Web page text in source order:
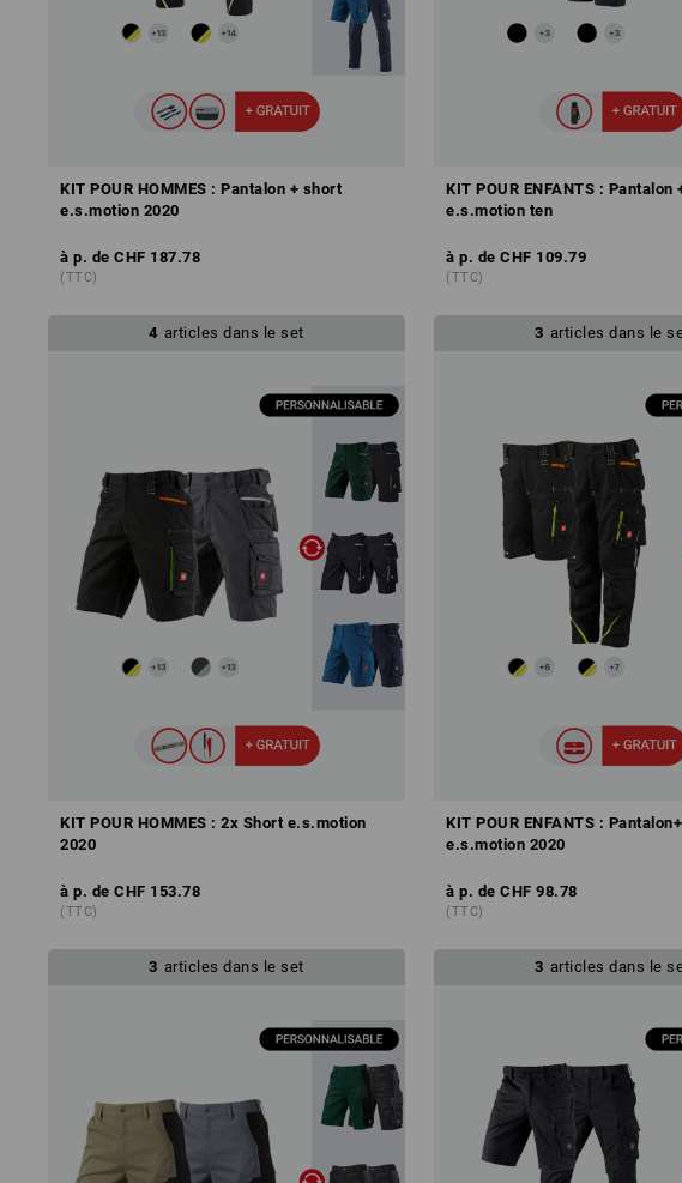
KIT POUR HOMMES : Pantalon + short
e.s.motion 2020
à p. de CHF 187.78
(TTC)
KIT POUR ENFANTS : Pantalon
e.s.motion ten
à p. de CHF 109.79
(TTC)
4 articles dans le set
KIT POUR HOMMES : 2x Short e.s.motion
2020
à p. de CHF 153.78
(TTC)
3 articles dans le
KIT POUR ENFANTS :
e.s.motion 2020
à p. de CHF 98.78
(TTC)
3 articles dans le set 3 articles dans le